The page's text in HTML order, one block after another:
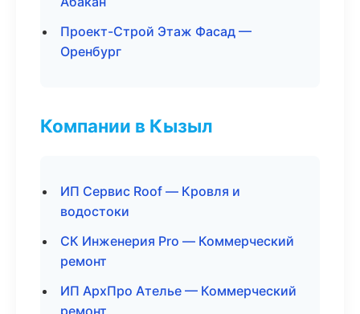
Проект-Строй Этаж Фасад —
Оренбург
Компании в Кызыл
ИП Сервис Roof — Кровля и
водостоки
СК Инженерия Pro — Коммерческий
ремонт
ИП АрхПро Ателье — Коммерческий
ремонт